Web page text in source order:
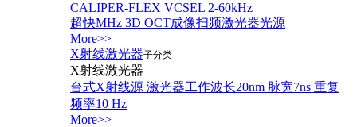
CALIPER-FLEX VCSEL 2-60kHz
超快MHz 3D OCT成像扫频激光器光源
More>>
X射线激光器子分类
X射线激光器
台式X射线源 激光器工作波长20nm 脉宽7ns 重复
频率10 Hz
More>>